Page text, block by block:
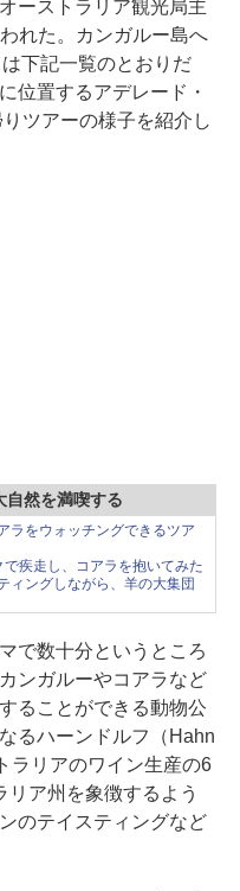
ーストラリア観光局主
れた。カンガルー島へ
下記一覧のとおりだ
位置するアデレード・
ツアーの様子を紹介し
自然を満喫する
ラをウォッチングできるツア
疾走し、コアラを抱いてみた
ィングしながら、羊の大集団
で数十分というところ
ンガルーやコアラなど
ることができる動物公
るハーンドルフ（Hahn
ラリアのワイン生産の6
ア州を象徴するよう
のテイスティングなど